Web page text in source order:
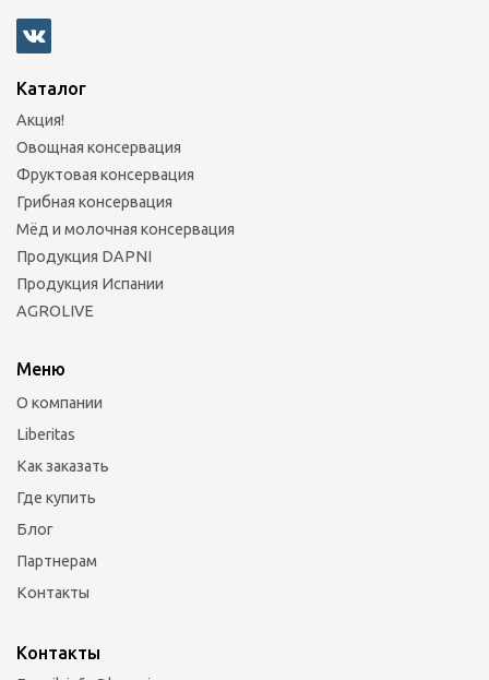
Каталог
Акция!
Овощная консервация
Фруктовая консервация
Грибная консервация
Мёд и молочная консервация
Продукция DAPNI
Продукция Испании
AGROLIVE
Меню
О компании
Liberitas
Как заказать
Где купить
Блог
Партнерам
Контакты
Контакты